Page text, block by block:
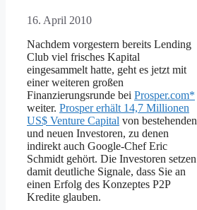
16. April 2010
Nachdem vorgestern bereits Lending
Club viel frisches Kapital
eingesammelt hatte, geht es jetzt mit
einer weiteren großen
Finanzierungsrunde bei Prosper.com*
weiter. Prosper erhält 14,7 Millionen
US$ Venture Capital von bestehenden
und neuen Investoren, zu denen
indirekt auch Google-Chef Eric
Schmidt gehört. Die Investoren setzen
damit deutliche Signale, dass Sie an
einen Erfolg des Konzeptes P2P
Kredite glauben.